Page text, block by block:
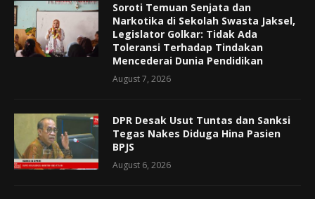
Soroti Temuan Senjata dan
Narkotika di Sekolah Swasta Jaksel,
Legislator Golkar: Tidak Ada
Toleransi Terhadap Tindakan
Mencederai Dunia Pendidikan
August 7, 2026
DPR Desak Usut Tuntas dan Sanksi
Tegas Nakes Diduga Hina Pasien
BPJS
August 6, 2026